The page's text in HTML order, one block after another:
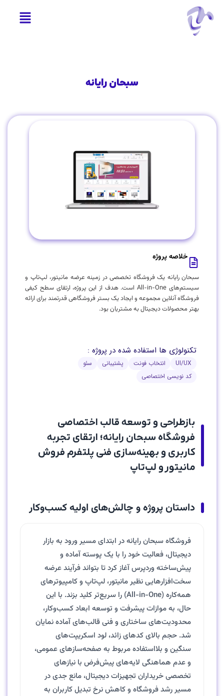
سبحان رایانه
خلاصه پروژه
سبحان رایانه یک فروشگاه تخصصی در زمینه عرضه مانیتور، لپ‌تاپ و
سیستم‌های All-in-One است. هدف از این پروژه، ارتقای سطح کیفی
فروشگاه آنلاین مجموعه و ایجاد یک بستر فروشگاهی قدرتمند برای ارائه
بهتر محصولات دیجیتال به مشتریان بود.
تکنولوژی ها استفاده شده در پروژه :
UI/UX انتخاب فونت پشتیبانی
سئو
کد نویسی اختصاصی
بازطراحی و توسعه قالب اختصاصی
فروشگاه سبحان رایانه؛ ارتقای تجربه
کاربری و بهینه‌سازی فنی پلتفرم فروش
مانیتور و لپ‌تاپ
داستان پروژه و چالش‌های اولیه کسب‌وکار
فروشگاه سبحان رایانه در ابتدای مسیر ورود به بازار
دیجیتال، فعالیت خود را با یک پوسته آماده و
پیش‌ساخته وردپرس آغاز کرد تا بتواند فرآیند عرضه
سخت‌افزارهایی نظیر مانیتور، لپ‌تاپ و کامپیوترهای
همه‌کاره (All-in-One) را سریع‌تر کلید بزند. با این
حال، به موازات پیشرفت و توسعه ابعاد کسب‌وکار،
محدودیت‌های ساختاری و فنی قالب‌های آماده نمایان
شد. حجم بالای کدهای زائد، لود اسکریپت‌های
سنگین و بلااستفاده مربوط به صفحه‌سازهای عمومی،
و عدم هماهنگی لایه‌های پیش‌فرض با نیازهای
تخصصی خریداران تجهیزات دیجیتال، مانع جدی در
مسیر رشد فروشگاه و کاهش نرخ تبدیل کاربران به